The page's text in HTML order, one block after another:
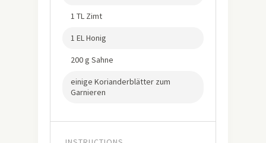
1 TL Zimt
1 EL Honig
200 g Sahne
einige Korianderblätter zum
Garnieren